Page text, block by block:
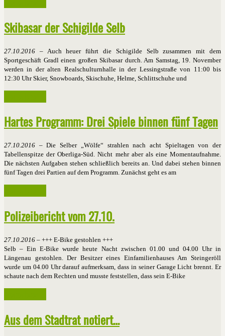
Skibasar der Schigilde Selb
27.10.2016 – Auch heuer führt die Schigilde Selb zusammen mit dem
Sportgeschäft Gradl einen großen Skibasar durch. Am Samstag, 19. November
werden in der alten Realschulturnhalle in der Lessingstraße von 11:00 bis
12:30 Uhr Skier, Snowboards, Skischuhe, Helme, Schlittschuhe und
Hartes Programm: Drei Spiele binnen fünf Tagen
27.10.2016 –Die Selber „Wölfe“ strahlen nach acht Spieltagen von der
Tabellenspitze der Oberliga-Süd. Nicht mehr aber als eine Momentaufnahme.
Die nächsten Aufgaben stehen schließlich bereits an. Und dabei stehen binnen
fünf Tagen drei Partien auf dem Programm. Zunächst geht es am
Polizeibericht vom 27.10.
27.10.2016 – +++ E-Bike gestohlen +++
Selb – Ein E-Bike wurde heute Nacht zwischen 01.00 und 04.00 Uhr in
Längenau gestohlen. Der Besitzer eines Einfamilienhauses Am Steingeröll
wurde um 04.00 Uhr darauf aufmerksam, dass in seiner Garage Licht brennt. Er
schaute nach dem Rechten und musste feststellen, dass sein E-Bike
Aus dem Stadtrat notiert…